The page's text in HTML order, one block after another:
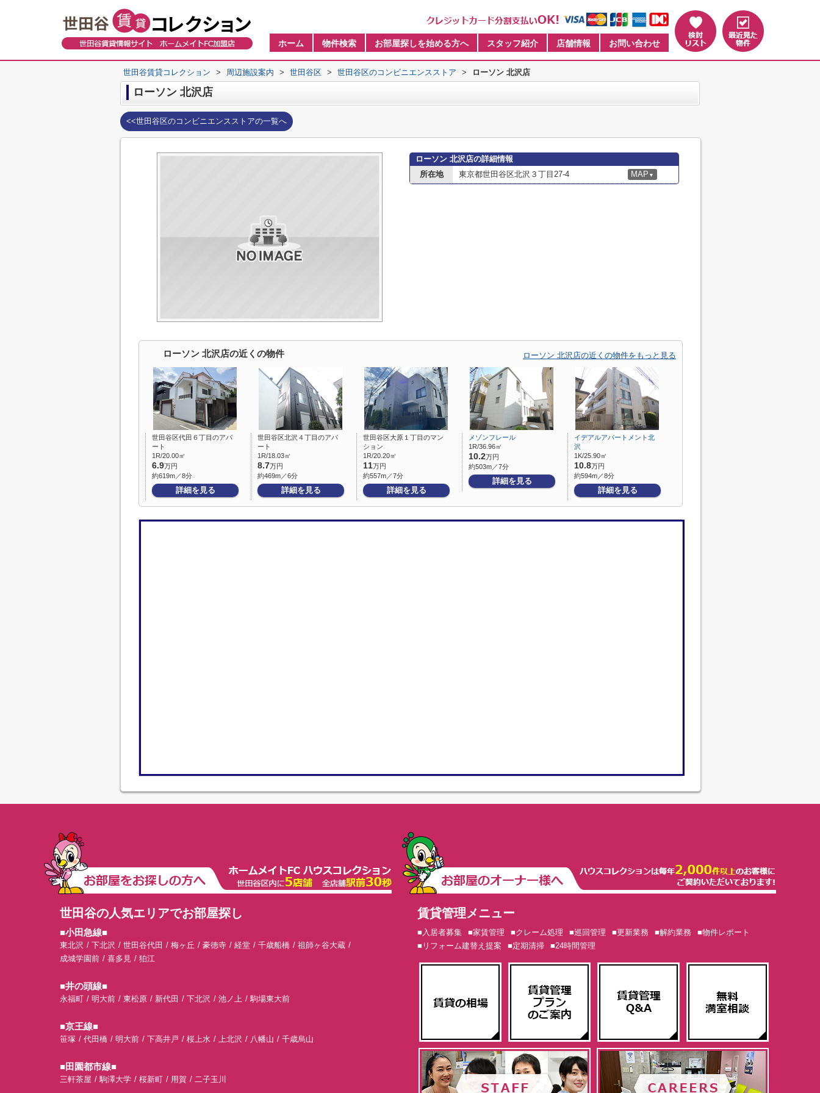
ホーム 物件検索 お部屋探しを始める方へ スタッフ紹介 店舗情報 お問い合わせ
世田谷賃貸コレクション > 周辺施設案内 > 世田谷区 > 世田谷区のコンビニエンスストア > ローソン 北沢店
ローソン 北沢店
<<世田谷区のコンビニエンスストアの一覧へ
ローソン 北沢店の詳細情報
所在地
東京都世田谷区北沢３丁目27-4 MAP ▼
ローソン 北沢店の近くの物件 ローソン 北沢店の近くの物件をもっと見る
世田谷区代田６丁目のアパ
ート
1R/20.00㎡
6.9万円
約619m／8分
詳細を見る
世田谷区北沢４丁目のアパ
ート
1R/18.03㎡
8.7万円
約469m／6分
詳細を見る
世田谷区大原１丁目のマン
ション
1R/20.20㎡
11万円
約557m／7分
詳細を見る
メゾンフレール
1R/36.96㎡
10.2万円
約503m／7分
詳細を見る
イデアルアパートメント北
沢
1K/25.90㎡
10.8万円
約594m／8分
詳細を見る
世田谷の人気エリアでお部屋探し
■小田急線■
東北沢 下北沢 世田谷代田 梅ヶ丘 豪徳寺 経堂 千歳船橋
祖師ヶ谷大蔵
成城学園前
喜多見 狛江
■井の頭線■
永福町 明大前 東松原 新代田 下北沢 池ノ上 駒場東大前
■京王線■
笹塚 代田橋 明大前 下高井戸 桜上水 上北沢 八幡山 千歳烏山
■田園都市線■
三軒茶屋 駒澤大学 桜新町 用賀 二子玉川
賃貸管理メニュー
■入居者募集 ■家賃管理 ■クレーム処理 ■巡回管理 ■更新業務 ■解約業務
■物件レポート
■リフォーム建替え提案
■定期清掃 ■24時間管理